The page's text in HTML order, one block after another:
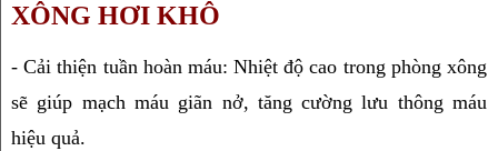
XÔNG HƠI KHÔ
- Cải thiện tuần hoàn máu: Nhiệt độ cao trong phòng xông
sẽ giúp mạch máu giãn nở, tăng cường lưu thông máu
hiệu quả.